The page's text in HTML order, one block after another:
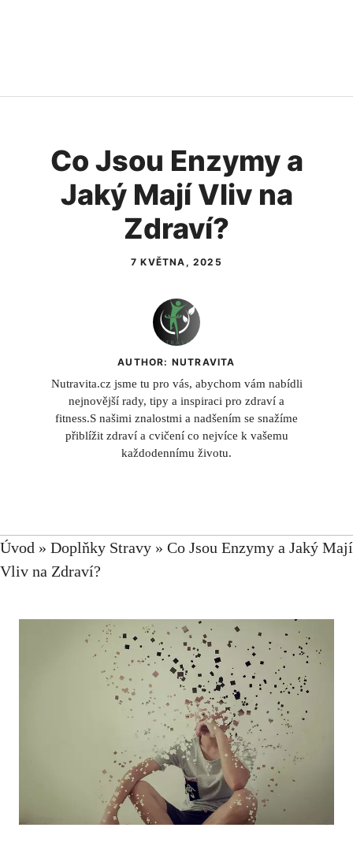
Co Jsou Enzymy a
Jaký Mají Vliv na
Zdraví?
7 KVĚTNA, 2025
AUTHOR: NUTRAVITA
Nutravita.cz jsme tu pro vás, abychom vám nabídli
nejnovější rady, tipy a inspiraci pro zdraví a
fitness.S našimi znalostmi a nadšením se snažíme
přiblížit zdraví a cvičení co nejvíce k vašemu
každodennímu životu.
Úvod » Doplňky Stravy » Co Jsou Enzymy a Jaký Mají
Vliv na Zdraví?